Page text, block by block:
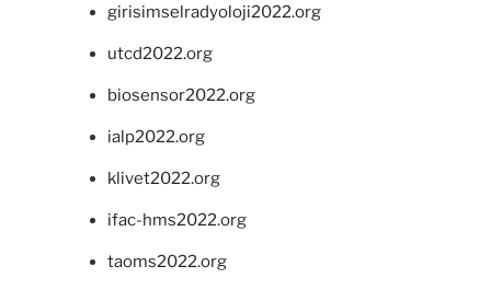
girisimselradyoloji2022.org
utcd2022.org
biosensor2022.org
ialp2022.org
klivet2022.org
ifac-hms2022.org
taoms2022.org